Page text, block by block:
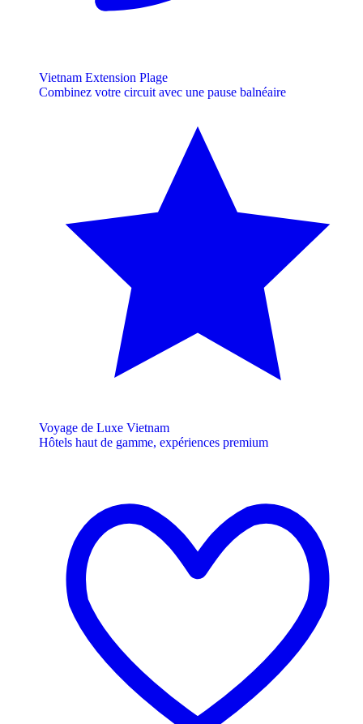
Vietnam Extension Plage
Combinez votre circuit avec une pause balnéaire
Voyage de Luxe Vietnam
Hôtels haut de gamme, expériences premium